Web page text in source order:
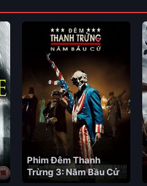
Phim Đêm Thanh
Trừng 3: Năm Bầu Cử